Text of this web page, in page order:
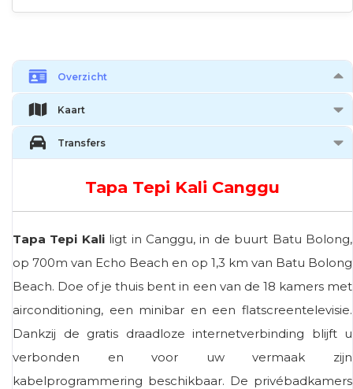
Overzicht
Kaart
Transfers
Tapa Tepi Kali Canggu
Tapa Tepi Kaliligt in Canggu, in de buurt Batu Bolong,
op 700m van Echo Beach en op 1,3 km van Batu Bolong
Beach. Doe of je thuis bent in een van de 18 kamers met
airconditioning, een minibar en een flatscreentelevisie.
Dankzij de gratis draadloze internetverbinding blijft u
verbonden en voor uw vermaak zijn
kabelprogrammering beschikbaar. De privébadkamers